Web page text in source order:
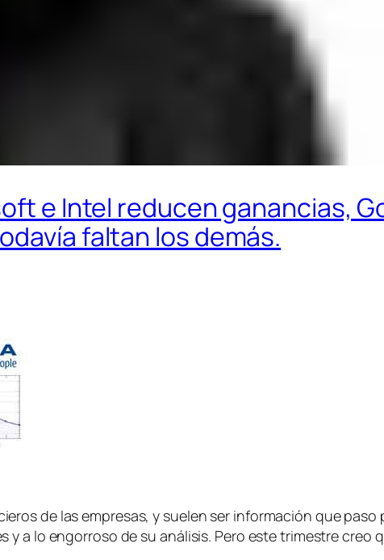
e Intel reducen ganancias,
faltan los demás.
de las empresas, y suelen ser información que
a lo engorroso de su análisis. Pero este trimestre creo